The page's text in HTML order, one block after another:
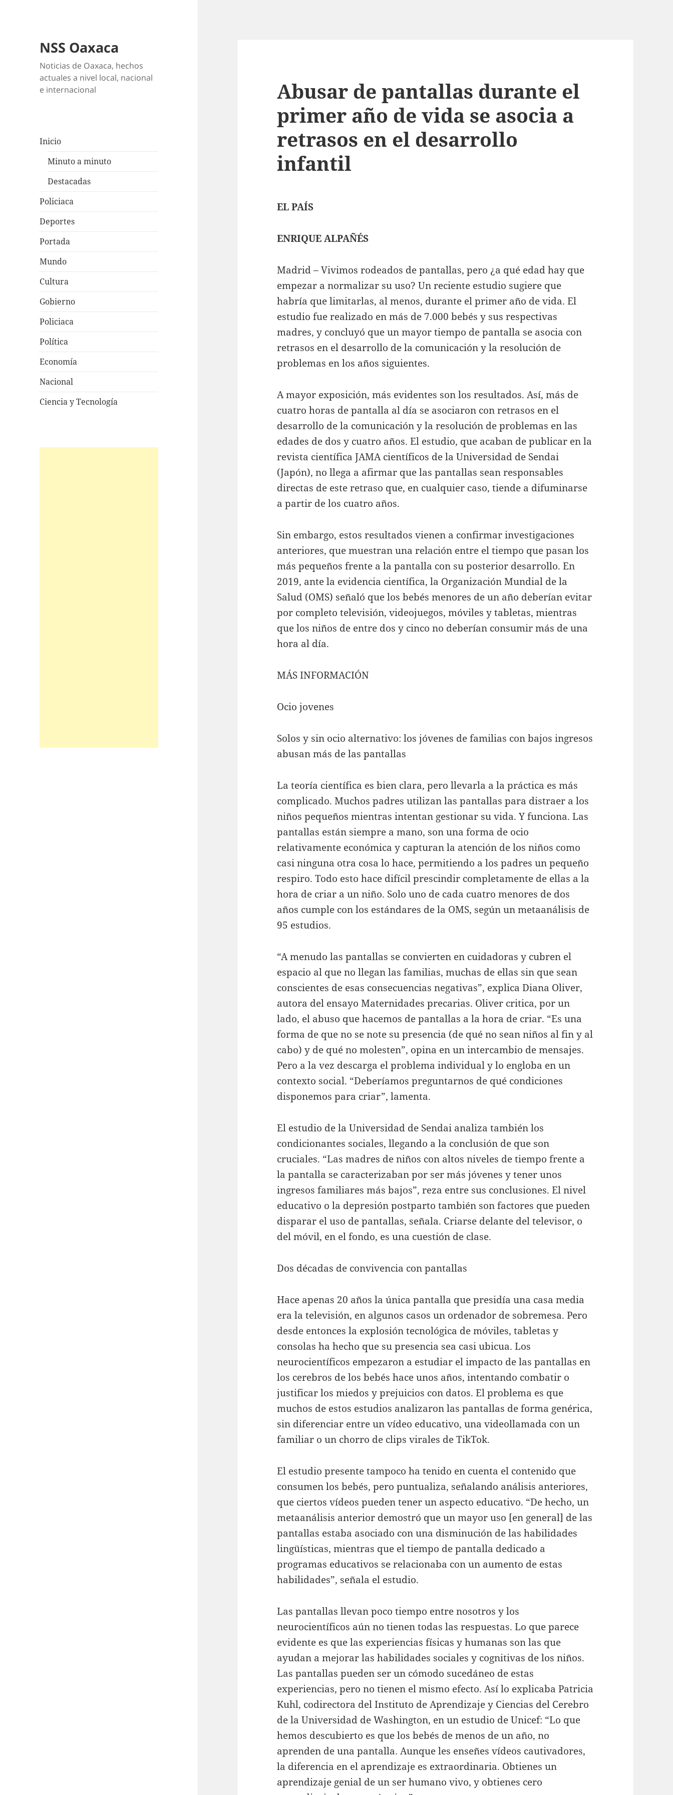
NSS Oaxaca
Noticias de Oaxaca, hechos
actuales a nivel local, nacional
e internacional
Inicio
Minuto a minuto
Destacadas
Policiaca
Deportes
Portada
Mundo
Cultura
Gobierno
Policiaca
Política
Economía
Nacional
Ciencia y Tecnología
Abusar de pantallas durante el
primer año de vida se asocia a
retrasos en el desarrollo
infantil
EL PAÍS
ENRIQUE ALPAÑÉS
Madrid – Vivimos rodeados de pantallas, pero ¿a qué edad hay que
empezar a normalizar su uso? Un reciente estudio sugiere que
habría que limitarlas, al menos, durante el primer año de vida. El
estudio fue realizado en más de 7.000 bebés y sus respectivas
madres, y concluyó que un mayor tiempo de pantalla se asocia con
retrasos en el desarrollo de la comunicación y la resolución de
problemas en los años siguientes.
A mayor exposición, más evidentes son los resultados. Así, más de
cuatro horas de pantalla al día se asociaron con retrasos en el
desarrollo de la comunicación y la resolución de problemas en las
edades de dos y cuatro años. El estudio, que acaban de publicar en la
revista científica JAMA científicos de la Universidad de Sendai
(Japón), no llega a afirmar que las pantallas sean responsables
directas de este retraso que, en cualquier caso, tiende a difuminarse
a partir de los cuatro años.
Sin embargo, estos resultados vienen a confirmar investigaciones
anteriores, que muestran una relación entre el tiempo que pasan los
más pequeños frente a la pantalla con su posterior desarrollo. En
2019, ante la evidencia científica, la Organización Mundial de la
Salud (OMS) señaló que los bebés menores de un año deberían evitar
por completo televisión, videojuegos, móviles y tabletas, mientras
que los niños de entre dos y cinco no deberían consumir más de una
hora al día.
MÁS INFORMACIÓN
Ocio jovenes
Solos y sin ocio alternativo: los jóvenes de familias con bajos ingresos
abusan más de las pantallas
La teoría científica es bien clara, pero llevarla a la práctica es más
complicado. Muchos padres utilizan las pantallas para distraer a los
niños pequeños mientras intentan gestionar su vida. Y funciona. Las
pantallas están siempre a mano, son una forma de ocio
relativamente económica y capturan la atención de los niños como
casi ninguna otra cosa lo hace, permitiendo a los padres un pequeño
respiro. Todo esto hace difícil prescindir completamente de ellas a la
hora de criar a un niño. Solo uno de cada cuatro menores de dos
años cumple con los estándares de la OMS, según un metaanálisis de
95 estudios.
“A menudo las pantallas se convierten en cuidadoras y cubren el
espacio al que no llegan las familias, muchas de ellas sin que sean
conscientes de esas consecuencias negativas”, explica Diana Oliver,
autora del ensayo Maternidades precarias. Oliver critica, por un
lado, el abuso que hacemos de pantallas a la hora de criar. “Es una
forma de que no se note su presencia (de qué no sean niños al fin y al
cabo) y de qué no molesten”, opina en un intercambio de mensajes.
Pero a la vez descarga el problema individual y lo engloba en un
contexto social. “Deberíamos preguntarnos de qué condiciones
disponemos para criar”, lamenta.
El estudio de la Universidad de Sendai analiza también los
condicionantes sociales, llegando a la conclusión de que son
cruciales. “Las madres de niños con altos niveles de tiempo frente a
la pantalla se caracterizaban por ser más jóvenes y tener unos
ingresos familiares más bajos”, reza entre sus conclusiones. El nivel
educativo o la depresión postparto también son factores que pueden
disparar el uso de pantallas, señala. Criarse delante del televisor, o
del móvil, en el fondo, es una cuestión de clase.
Dos décadas de convivencia con pantallas
Hace apenas 20 años la única pantalla que presidía una casa media
era la televisión, en algunos casos un ordenador de sobremesa. Pero
desde entonces la explosión tecnológica de móviles, tabletas y
consolas ha hecho que su presencia sea casi ubicua. Los
neurocientíficos empezaron a estudiar el impacto de las pantallas en
los cerebros de los bebés hace unos años, intentando combatir o
justificar los miedos y prejuicios con datos. El problema es que
muchos de estos estudios analizaron las pantallas de forma genérica,
sin diferenciar entre un vídeo educativo, una videollamada con un
familiar o un chorro de clips virales de TikTok.
El estudio presente tampoco ha tenido en cuenta el contenido que
consumen los bebés, pero puntualiza, señalando análisis anteriores,
que ciertos vídeos pueden tener un aspecto educativo. “De hecho, un
metaanálisis anterior demostró que un mayor uso [en general] de las
pantallas estaba asociado con una disminución de las habilidades
lingüísticas, mientras que el tiempo de pantalla dedicado a
programas educativos se relacionaba con un aumento de estas
habilidades”, señala el estudio.
Las pantallas llevan poco tiempo entre nosotros y los
neurocientíficos aún no tienen todas las respuestas. Lo que parece
evidente es que las experiencias físicas y humanas son las que
ayudan a mejorar las habilidades sociales y cognitivas de los niños.
Las pantallas pueden ser un cómodo sucedáneo de estas
experiencias, pero no tienen el mismo efecto. Así lo explicaba Patricia
Kuhl, codirectora del Instituto de Aprendizaje y Ciencias del Cerebro
de la Universidad de Washington, en un estudio de Unicef: “Lo que
hemos descubierto es que los bebés de menos de un año, no
aprenden de una pantalla. Aunque les enseñes vídeos cautivadores,
la diferencia en el aprendizaje es extraordinaria. Obtienes un
aprendizaje genial de un ser humano vivo, y obtienes cero